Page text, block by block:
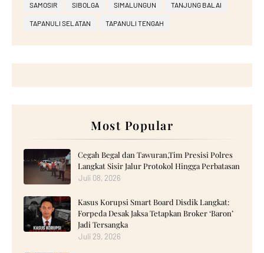
SAMOSIR SIBOLGA SIMALUNGUN TANJUNG BALAI
TAPANULI SELATAN TAPANULI TENGAH
Most Popular
Cegah Begal dan Tawuran,Tim Presisi Polres
Langkat Sisir Jalur Protokol Hingga Perbatasan
Juli 08, 2026
Kasus Korupsi Smart Board Disdik Langkat:
Forpeda Desak Jaksa Tetapkan Broker ‘Baron’
Jadi Tersangka
Juli 29, 2026